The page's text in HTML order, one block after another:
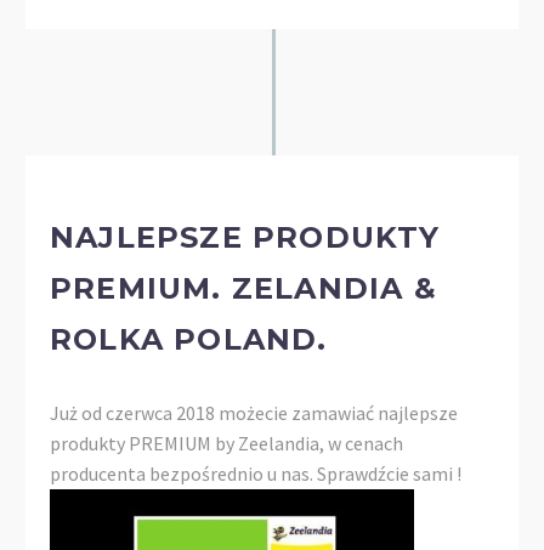
NAJLEPSZE PRODUKTY
PREMIUM. ZELANDIA &
ROLKA POLAND.
Już od czerwca 2018 możecie zamawiać najlepsze
produkty PREMIUM by Zeelandia, w cenach
producenta bezpośrednio u nas. Sprawdźcie sami !